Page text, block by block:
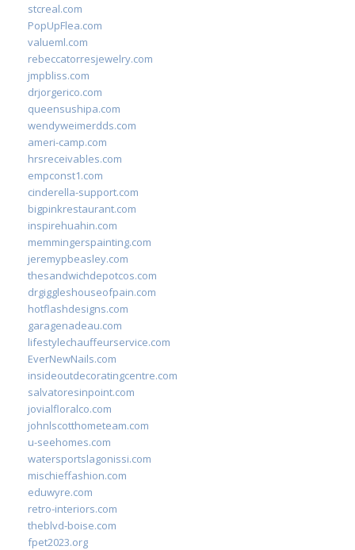
stcreal.com
PopUpFlea.com
valueml.com
rebeccatorresjewelry.com
jmpbliss.com
drjorgerico.com
queensushipa.com
wendyweimerdds.com
ameri-camp.com
hrsreceivables.com
empconst1.com
cinderella-support.com
bigpinkrestaurant.com
inspirehuahin.com
memmingerspainting.com
jeremypbeasley.com
thesandwichdepotcos.com
drgiggleshouseofpain.com
hotflashdesigns.com
garagenadeau.com
lifestylechauffeurservice.com
EverNewNails.com
insideoutdecoratingcentre.com
salvatoresinpoint.com
jovialfloralco.com
johnlscotthometeam.com
u-seehomes.com
watersportslagonissi.com
mischieffashion.com
eduwyre.com
retro-interiors.com
theblvd-boise.com
fpet2023.org